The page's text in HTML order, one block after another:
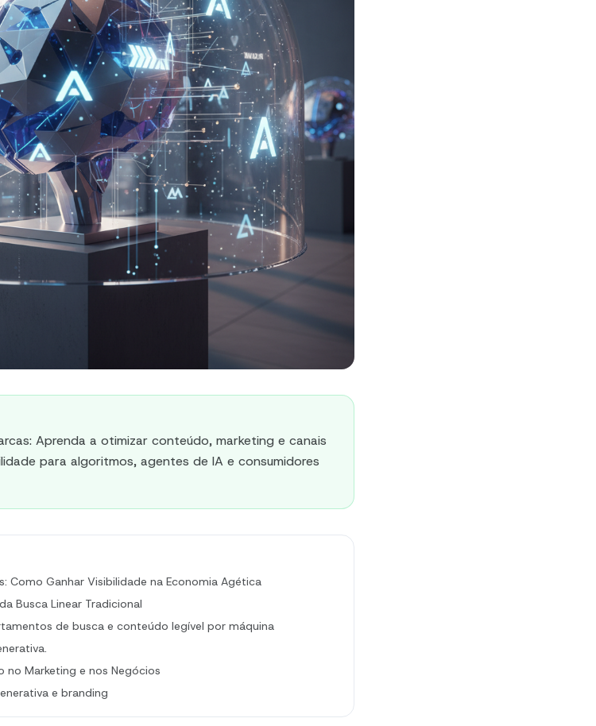
Aprenda a otimizar conteúdo, marketing e canais
para algoritmos, agentes de IA e consumidores
Como Ganhar Visibilidade na Economia Agética
Busca Linear Tradicional
de busca e conteúdo legível por máquina
no Marketing e nos Negócios
e branding